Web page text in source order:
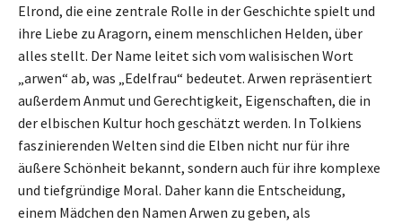
Elrond, die eine zentrale Rolle in der Geschichte spielt und
ihre Liebe zu Aragorn, einem menschlichen Helden, über
alles stellt. Der Name leitet sich vom walisischen Wort
„arwen“ ab, was „Edelfrau“ bedeutet. Arwen repräsentiert
außerdem Anmut und Gerechtigkeit, Eigenschaften, die in
der elbischen Kultur hoch geschätzt werden. In Tolkiens
faszinierenden Welten sind die Elben nicht nur für ihre
äußere Schönheit bekannt, sondern auch für ihre komplexe
und tiefgründige Moral. Daher kann die Entscheidung,
einem Mädchen den Namen Arwen zu geben, als